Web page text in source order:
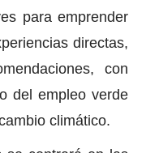
para emprender
directas,
con
del empleo verde
climático.